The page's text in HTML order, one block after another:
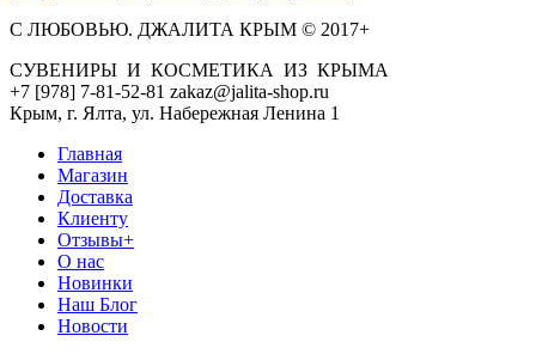
С ЛЮБОВЬЮ. ДЖАЛИТА КРЫМ © 2017+
СУВЕНИРЫ И КОСМЕТИКА ИЗ КРЫМА
+7 [978] 7-81-52-81 zakaz@jalita-shop.ru
Крым, г. Ялта, ул. Набережная Ленина 1
Главная
Магазин
Доставка
Клиенту
Отзывы+
О нас
Новинки
Наш Блог
Новости